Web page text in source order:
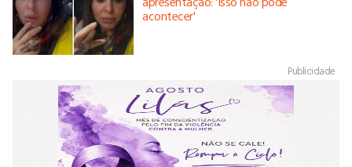
acontecer'
Publicidade